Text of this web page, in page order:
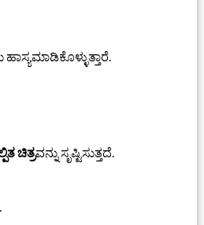
ಚಿತ್ರವನ್ನು ಸೃಷ್ಟಿಸುತ್ತದೆ.